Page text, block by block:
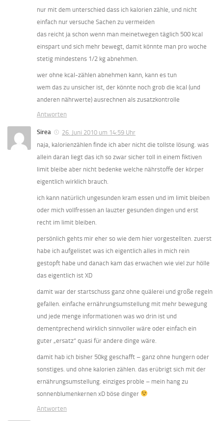
nur mit dem unterschied dass ich kalorien zähle, und nicht
einfach nur versuche Sachen zu vermeiden
das reicht ja schon wenn man meinetwegen täglich 500 kcal
einspart und sich mehr bewegt, damit könnte man pro woche
stetig mindestens 1/2 kg abnehmen.
wer ohne kcal-zählen abnehmen kann, kann es tun
wem das zu unsicher ist, der könnte noch grob die kcal (und
anderen nährwerte) ausrechnen als zusatzkontrolle
Antworten
Sirea
26. Juni 2010 um 14:59 Uhr
naja, kalorienzählen finde ich aber nicht die tollste lösung. was
allein daran liegt das ich so zwar sicher toll in einem fiktiven
limit bleibe aber nicht bedenke welche nährstoffe der körper
eigentlich wirklich brauch.
ich kann natürlich ungesunden kram essen und im limit bleiben
oder mich vollfressen an lauzter gesunden dingen und erst
recht im limit bleiben.
persönlich gehts mir eher so wie dem hier vorgestellten. zuerst
habe ich aufgelistet was ich eigentlich alles in mich rein
gestopft habe und danach kam das erwachen wie viel zur hölle
das eigentlich ist XD
damit war der startschuss ganz ohne quälerei und große regeln
gefallen. einfache ernährungsumstellung mit mehr bewegung
und jede menge informationen was wo drin ist und
dementprechend wirklich sinnvoller wäre oder einfach ein
guter „ersatz“ quasi für andere dinge wäre.
damit hab ich bisher 50kg geschafft – ganz ohne hungern oder
sonstiges. und ohne kalorien zählen. das erübrigt sich mit der
ernährungsumstellung. einziges proble – mein hang zu
sonnenblumenkernen xD böse dinger
Antworten